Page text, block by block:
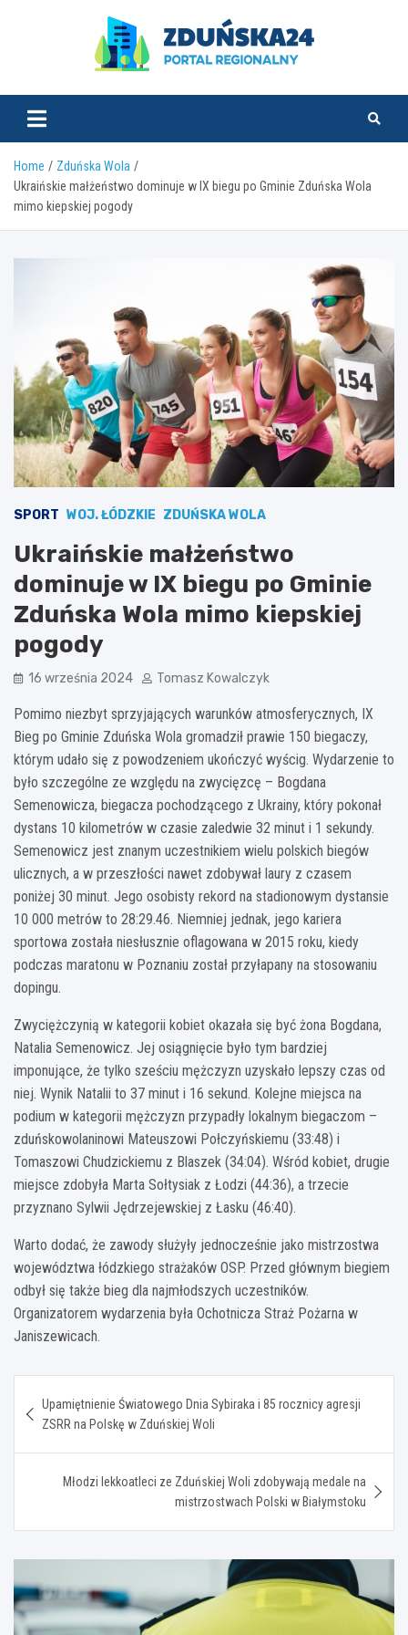
zdunska24.pl
Home
Zduńska Wola
Ukraińskie małżeństwo dominuje w IX biegu po Gminie Zduńska Wola
mimo kiepskiej pogody
SPORT WOJ. ŁÓDZKIE ZDUŃSKA WOLA
Ukraińskie małżeństwo
dominuje w IX biegu po Gminie
Zduńska Wola mimo kiepskiej
pogody
16 września 2024 Tomasz Kowalczyk
Pomimo niezbyt sprzyjających warunków atmosferycznych, IX
Bieg po Gminie Zduńska Wola gromadził prawie 150 biegaczy,
którym udało się z powodzeniem ukończyć wyścig. Wydarzenie to
było szczególne ze względu na zwycięzcę – Bogdana
Semenowicza, biegacza pochodzącego z Ukrainy, który pokonał
dystans 10 kilometrów w czasie zaledwie 32 minut i 1 sekundy.
Semenowicz jest znanym uczestnikiem wielu polskich biegów
ulicznych, a w przeszłości nawet zdobywał laury z czasem
poniżej 30 minut. Jego osobisty rekord na stadionowym dystansie
10 000 metrów to 28:29.46. Niemniej jednak, jego kariera
sportowa została niesłusznie oflagowana w 2015 roku, kiedy
podczas maratonu w Poznaniu został przyłapany na stosowaniu
dopingu.
Zwyciężczynią w kategorii kobiet okazała się być żona Bogdana,
Natalia Semenowicz. Jej osiągnięcie było tym bardziej
imponujące, że tylko sześciu mężczyzn uzyskało lepszy czas od
niej. Wynik Natalii to 37 minut i 16 sekund. Kolejne miejsca na
podium w kategorii mężczyzn przypadły lokalnym biegaczom –
zduńskowolaninowi Mateuszowi Połczyńskiemu (33:48) i
Tomaszowi Chudzickiemu z Blaszek (34:04). Wśród kobiet, drugie
miejsce zdobyła Marta Sołtysiak z Łodzi (44:36), a trzecie
przyznano Sylwii Jędrzejewskiej z Łasku (46:40).
Warto dodać, że zawody służyły jednocześnie jako mistrzostwa
województwa łódzkiego strażaków OSP. Przed głównym biegiem
odbył się także bieg dla najmłodszych uczestników.
Organizatorem wydarzenia była Ochotnicza Straż Pożarna w
Janiszewicach.
wpisu
Upamiętnienie Światowego Dnia Sybiraka i 85 rocznicy agresji
ZSRR na Polskę w Zduńskiej Woli
Młodzi lekkoatleci ze Zduńskiej Woli zdobywają medale na
mistrzostwach Polski w Białymstoku